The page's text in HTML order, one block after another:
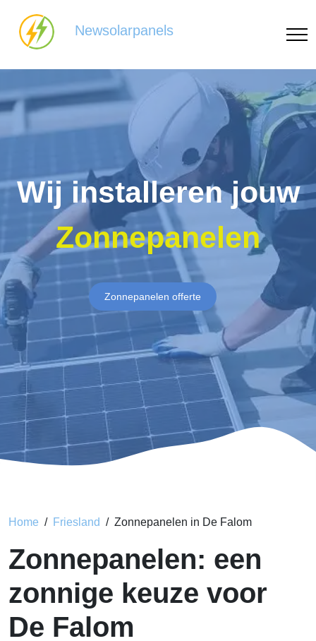
Newsolarpanels
Wij installeren jouw
Zonnepanelen
Zonnepanelen offerte
Home Friesland Zonnepanelen in De Falom
Zonnepanelen: een
zonnige keuze voor
De Falom